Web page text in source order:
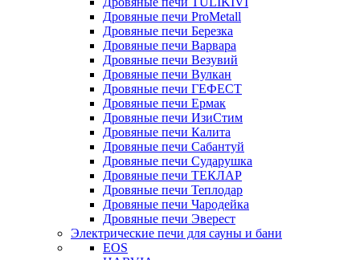
Дровяные печи ProMetall
Дровяные печи Березка
Дровяные печи Варвара
Дровяные печи Везувий
Дровяные печи Вулкан
Дровяные печи ГЕФЕСТ
Дровяные печи Ермак
Дровяные печи ИзиСтим
Дровяные печи Калита
Дровяные печи Сабантуй
Дровяные печи Сударушка
Дровяные печи ТЕКЛАР
Дровяные печи Теплодар
Дровяные печи Чародейка
Дровяные печи Эверест
Электрические печи для сауны и бани
EOS